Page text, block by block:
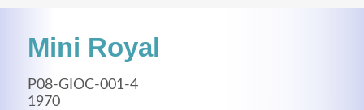
Mini Royal
P08-GIOC-001-4
1970